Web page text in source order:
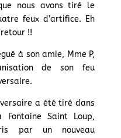
nous avons tiré le
feux d’artifice. Eh
!!
à son amie, Mme P,
de son feu
a été tiré dans
Saint Loup,
par un nouveau